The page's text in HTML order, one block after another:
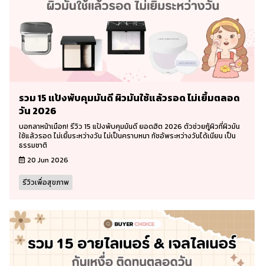
รวม 15 แป้งพับคุมมันดี ผิวมันใช้แล้วรอด ไม่เยิ้มตลอด
วัน 2026
บอกลาหน้าเมือก! รีวิว 15 แป้งพับคุมมันดี ยอดฮิต 2026 ตัวช่วยกู้ผิวที่ผิวมัน
ใช้แล้วรอด ไม่เยิ้มระหว่างวัน ไม่เป็นคราบหนา ทัชอัพระหว่างวันได้เนียน เป็น
ธรรมชาติ
20 Jun 2026
รีวิวเพื่อสุขภาพ